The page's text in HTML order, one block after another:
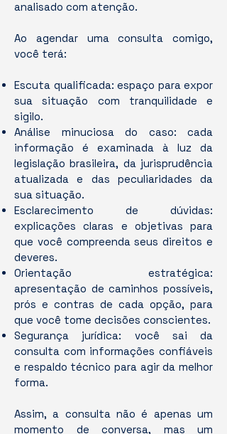
analisado com atenção.
Ao agendar uma consulta comigo,
você terá:
Escuta qualificada: espaço para expor
sua situação com tranquilidade e
sigilo.
Análise minuciosa do caso: cada
informação é examinada à luz da
legislação brasileira, da jurisprudência
atualizada e das peculiaridades da
sua situação.
Esclarecimento de dúvidas:
explicações claras e objetivas para
que você compreenda seus direitos e
deveres.
Orientação estratégica:
apresentação de caminhos possíveis,
prós e contras de cada opção, para
que você tome decisões conscientes.
Segurança jurídica: você sai da
consulta com informações confiáveis
e respaldo técnico para agir da melhor
forma.
Assim, a consulta não é apenas um
momento de conversa, mas um